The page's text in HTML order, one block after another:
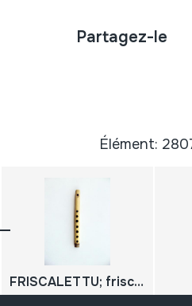
Partagez-le
Élément:
FRISCALETTU; friscoleto